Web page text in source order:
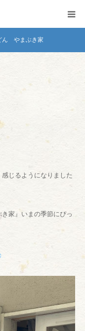
ん やまぶき家
じるようになりました
家』いまの季節にぴっ